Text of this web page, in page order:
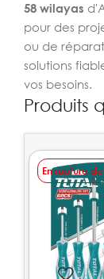
58 wilayas
pour des
ou de
solutions
vos besoins.
Produits
En rupture